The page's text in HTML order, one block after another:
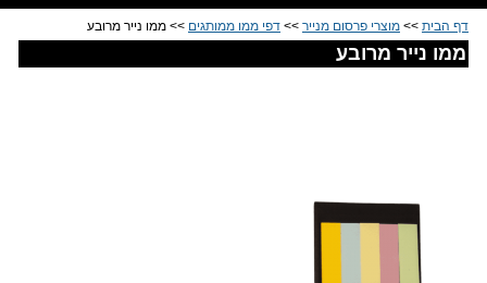
דף הבית >> מוצרי פרסום מנייר >> דפי ממו ממותגים >> ממו נייר מרובע
ממו נייר מרובע